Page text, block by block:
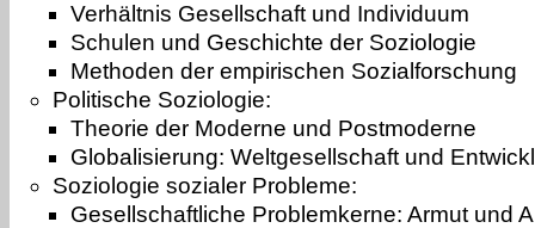
Verhältnis Gesellschaft und Individuum
Schulen und Geschichte der Soziologie
Methoden der empirischen Sozialforschung
Politische Soziologie:
Theorie der Moderne und Postmoderne
Globalisierung: Weltgesellschaft und
Soziologie sozialer Probleme:
Gesellschaftliche Problemkerne: Armut und